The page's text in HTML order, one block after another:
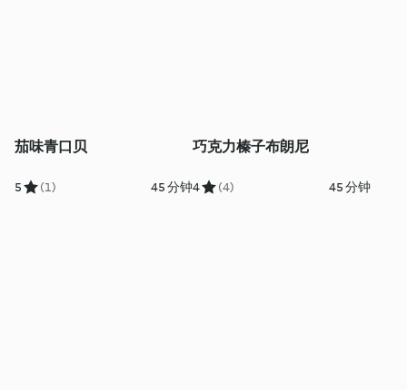
茄味青口贝
5 (1) 45 分钟
巧克力榛子布朗尼
4 (4) 45 分钟